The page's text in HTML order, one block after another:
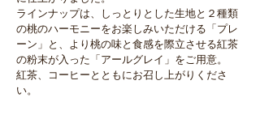
ラインナップは、しっとりとした生地と２種類
の桃のハーモニーをお楽しみいただける「プレ
ーン」と、より桃の味と食感を際立させる紅茶
の粉末が入った「アールグレイ」をご用意。
紅茶、コーヒーとともにお召し上がりくださ
い。